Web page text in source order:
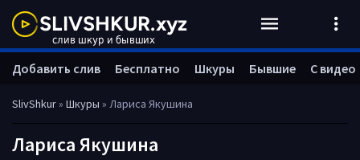
SlivShkur» Шкуры » Лариса Якушина
Лариса Якушина
Добавить слив Бесплатно Шкуры Бывшие С видео